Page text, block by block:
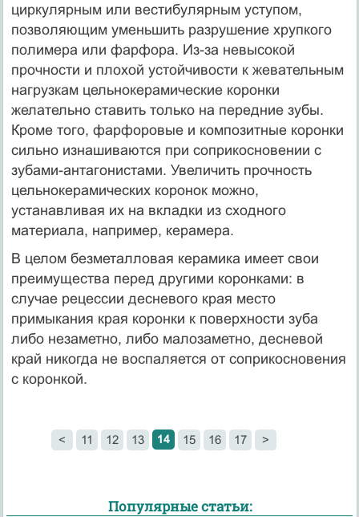
циркулярным или вестибулярным уступом,
позволяющим уменьшить разрушение хрупкого
полимера или фарфора. Из-за невысокой
прочности и плохой устойчивости к жевательным
нагрузкам цельнокерамические коронки
желательно ставить только на передние зубы.
Кроме того, фарфоровые и композитные коронки
сильно изнашиваются при соприкосновении с
зубами-антагонистами. Увеличить прочность
цельнокерамических коронок можно,
устанавливая их на вкладки из сходного
материала, например, керамера.
В целом безметалловая керамика имеет свои
преимущества перед другими коронками: в
случае рецессии десневого края место
примыкания края коронки к поверхности зуба
либо незаметно, либо малозаметно, десневой
край никогда не воспаляется от соприкосновения
с коронкой.
< 11 12 13 14 15 16 17 >
Популярные статьи: